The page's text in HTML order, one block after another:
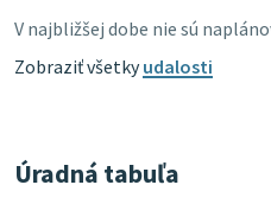
V najbližšej dobe nie sú
Zobraziť všetkyudalosti
Úradná tabuľa